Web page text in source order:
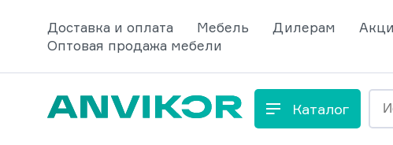
Доставка и оплата Мебель Дилерам
Оптовая продажа мебели
Каталог